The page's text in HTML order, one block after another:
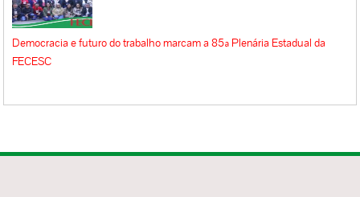
Democracia e futuro do trabalho marcam a 85ª Plenária Estadual da
FECESC